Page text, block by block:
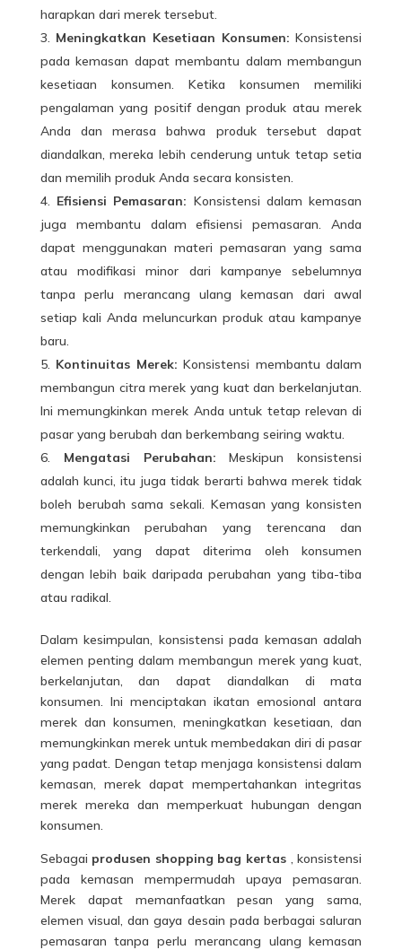
harapkan dari merek tersebut.
Meningkatkan Kesetiaan Konsumen: Konsistensi
pada kemasan dapat membantu dalam membangun
kesetiaan konsumen. Ketika konsumen memiliki
pengalaman yang positif dengan produk atau merek
Anda dan merasa bahwa produk tersebut dapat
diandalkan, mereka lebih cenderung untuk tetap setia
dan memilih produk Anda secara konsisten.
Efisiensi Pemasaran: Konsistensi dalam kemasan
juga membantu dalam efisiensi pemasaran. Anda
dapat menggunakan materi pemasaran yang sama
atau modifikasi minor dari kampanye sebelumnya
tanpa perlu merancang ulang kemasan dari awal
setiap kali Anda meluncurkan produk atau kampanye
baru.
Kontinuitas Merek: Konsistensi membantu dalam
membangun citra merek yang kuat dan berkelanjutan.
Ini memungkinkan merek Anda untuk tetap relevan di
pasar yang berubah dan berkembang seiring waktu.
Mengatasi Perubahan: Meskipun konsistensi
adalah kunci, itu juga tidak berarti bahwa merek tidak
boleh berubah sama sekali. Kemasan yang konsisten
memungkinkan perubahan yang terencana dan
terkendali, yang dapat diterima oleh konsumen
dengan lebih baik daripada perubahan yang tiba-tiba
atau radikal.
Dalam kesimpulan, konsistensi pada kemasan adalah
elemen penting dalam membangun merek yang kuat,
berkelanjutan, dan dapat diandalkan di mata
konsumen. Ini menciptakan ikatan emosional antara
merek dan konsumen, meningkatkan kesetiaan, dan
memungkinkan merek untuk membedakan diri di pasar
yang padat. Dengan tetap menjaga konsistensi dalam
kemasan, merek dapat mempertahankan integritas
merek mereka dan memperkuat hubungan dengan
konsumen.
Sebagai produsen shopping bag kertas , konsistensi
pada kemasan mempermudah upaya pemasaran.
Merek dapat memanfaatkan pesan yang sama,
elemen visual, dan gaya desain pada berbagai saluran
pemasaran tanpa perlu merancang ulang kemasan